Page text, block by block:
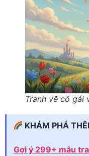
Tranh vẽ cô gái
KHÁM PHÁ
Gợi ý 299+ mẫu